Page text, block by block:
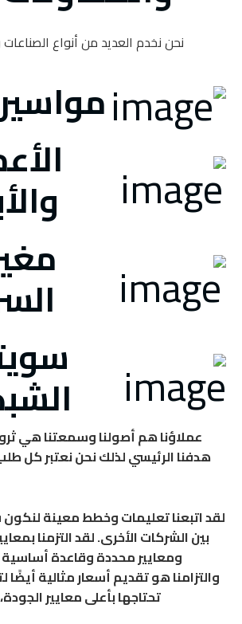
نحن نخدم العديد من أنواع الصناعات
عملاؤنا هم أصولنا وسمعتناهي
هدفنا الرئيسي لذلك نحن نعتبر كل
لقد اتبعنا تعليمات وخطط معينة
بين الشركات الأخرى. لقد التزمنا
ومعايير محددة وقاعدة أساسية
والتزامنا هو تقديم أسعار مثالية أيضًا
تحتاجها بأعلى معايير